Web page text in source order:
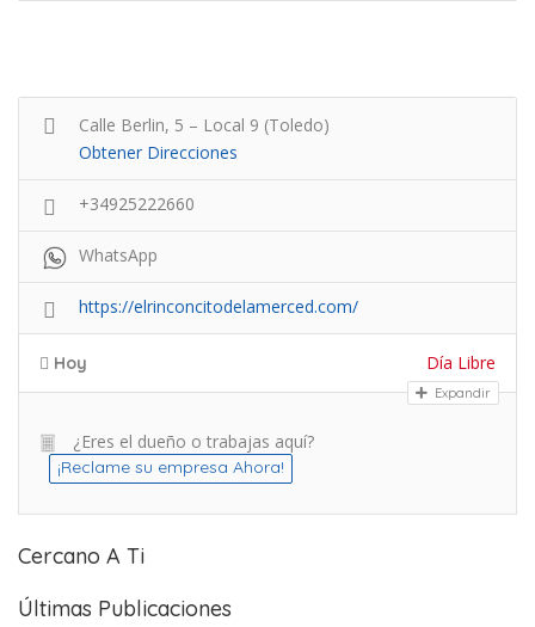
Calle Berlin, 5 – Local 9 (Toledo)
Obtener Direcciones
+34925222660
WhatsApp
https://elrinconcitodelamerced.com/
Hoy Día Libre
Expandir
¿Eres el dueño o trabajas aquí?
¡Reclame su empresa Ahora!
Cercano A Ti
Últimas Publicaciones